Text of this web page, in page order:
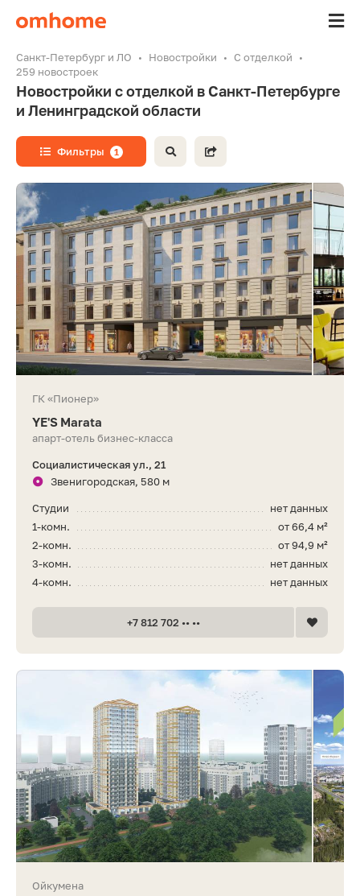
Санкт-Петербург и ЛО Новостройки
С отделкой
259 новостроек
Новостройки с отделкой в Санкт-Петербурге
и Ленинградской области
Фильтры 1
ГК «Пионер»
YE'S Marata
апарт-отель бизнес-класса
Социалистическая ул., 21
Звенигородская, 580 м
нет данных
Студии
от 66,4 м²
1-комн.
от 94,9 м²
2-комн.
нет данных
3-комн.
нет данных
4-комн.
+7 812 702 •• ••
Ойкумена